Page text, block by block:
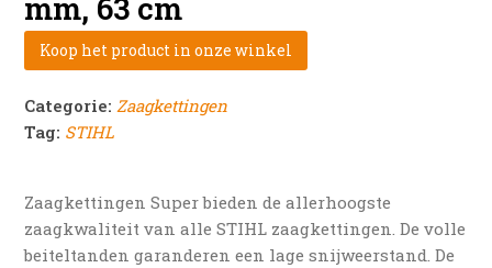
mm, 63 cm
Koop het product in onze winkel
Categorie: Zaagkettingen
Tag: STIHL
Zaagkettingen Super bieden de allerhoogste
zaagkwaliteit van alle STIHL zaagkettingen. De volle
beiteltanden garanderen een lage snijweerstand. De